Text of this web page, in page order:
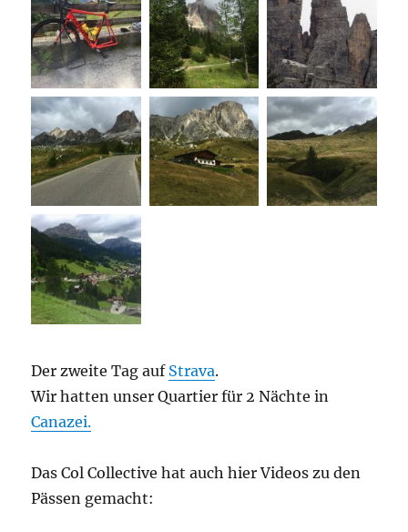
Der zweite Tag auf Strava.
Wir hatten unser Quartier für 2 Nächte in
Canazei.
Das Col Collective hat auch hier Videos zu den
Pässen gemacht: